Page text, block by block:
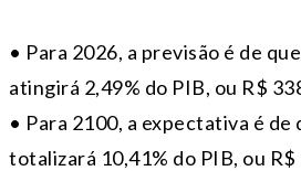
• Para 2026, a previsão é de
atingirá 2,49% do PIB, ou R$
• Para 2100, a expectativa é de
totalizará 10,41% do PIB, ou